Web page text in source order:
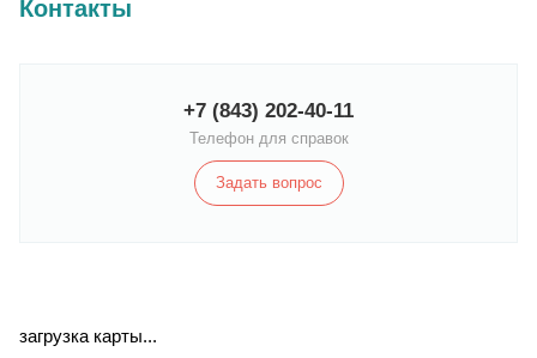
Контакты
+7 (843) 202-40-11
Телефон для справок
Задать вопрос
загрузка карты...